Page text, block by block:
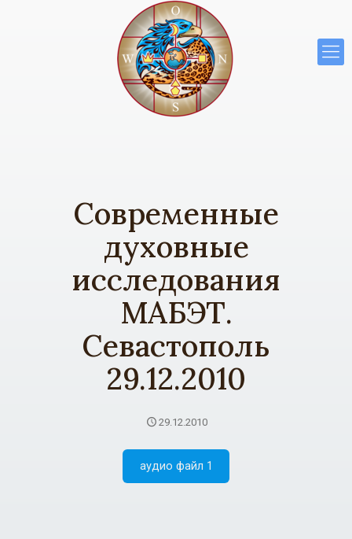
Современные
духовные
исследования
МАБЭТ.
Севастополь
29.12.2010
29.12.2010
аудио файл 1